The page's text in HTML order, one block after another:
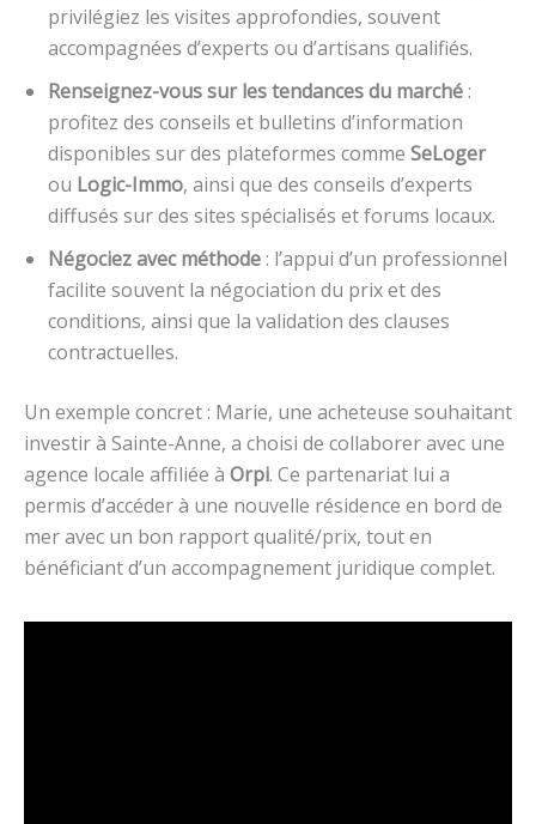
privilégiez les visites approfondies, souvent
accompagnées d’experts ou d’artisans qualifiés.
Renseignez-vous sur les tendances du marché :
profitez des conseils et bulletins d’information
disponibles sur des plateformes comme SeLoger
ou Logic-Immo, ainsi que des conseils d’experts
diffusés sur des sites spécialisés et forums locaux.
Négociez avec méthode : l’appui d’un professionnel
facilite souvent la négociation du prix et des
conditions, ainsi que la validation des clauses
contractuelles.
Un exemple concret : Marie, une acheteuse souhaitant
investir à Sainte-Anne, a choisi de collaborer avec une
agence locale affiliée à Orpi. Ce partenariat lui a
permis d’accéder à une nouvelle résidence en bord de
mer avec un bon rapport qualité/prix, tout en
bénéficiant d’un accompagnement juridique complet.